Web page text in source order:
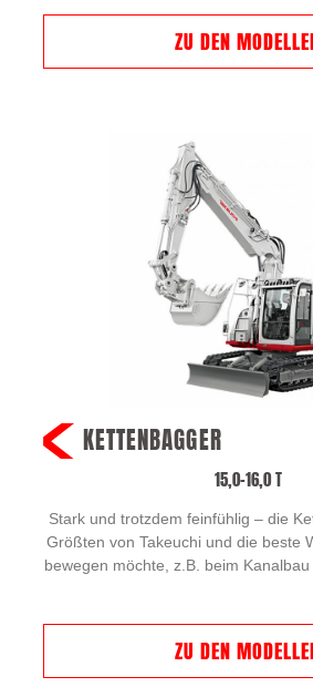
ZU DEN
KETTENBAGGER
15,0–16,0 T
Stark und trotzdem feinfühlig – die
Größten von Takeuchi und die beste
bewegen möchte, z.B. beim Kanalbau
ZU DEN